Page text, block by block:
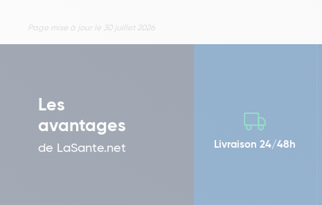
Page mise à jour le 30 juillet 2026
Les
avantages
de LaSante.net Livraison 24/48h